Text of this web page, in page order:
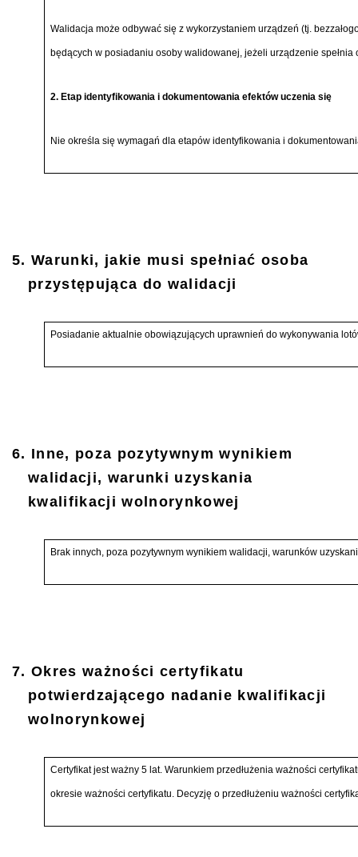
Walidacja może odbywać się z wykorzystaniem urządzeń (tj.
będących w posiadaniu osoby walidowanej, jeżeli urządzenie
2. Etap identyfikowania i dokumentowania efektów uczenia się
Nie określa się wymagań dla etapów identyfikowania i
5. Warunki, jakie musi spełniać osoba
przystępująca do walidacji
Posiadanie aktualnie obowiązujących uprawnień do wykonywania
6. Inne, poza pozytywnym wynikiem
walidacji, warunki uzyskania
kwalifikacji wolnorynkowej
Brak innych, poza pozytywnym wynikiem walidacji, warunków
7. Okres ważności certyfikatu
potwierdzającego nadanie kwalifikacji
wolnorynkowej
Certyfikat jest ważny 5 lat. Warunkiem przedłużenia ważności
okresie ważności certyfikatu. Decyzję o przedłużeniu ważności